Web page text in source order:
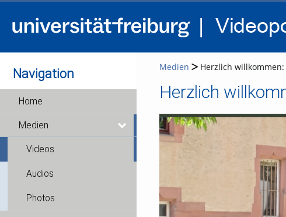
Navigation
Home
Medien
Videos
Audios
Photos
Medien Herzlich
Herzlich